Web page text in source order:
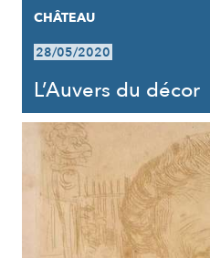
CHÂTEAU
28/05/2020
L’Auvers du décor